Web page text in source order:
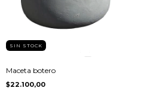
SIN STOCK
Maceta botero
$22.100,00